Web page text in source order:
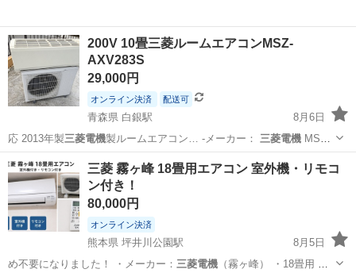
200V 10畳三菱ルームエアコンMSZ-
AXV283S
29,000円
オンライン決済 配送可
青森県 白銀駅
8月6日
応 2013年製三菱電機 製ルームエアコン… -メーカー： 三菱電機MSZ-
AXV…
青森 八戸市 白銀駅 季節、空調家電
三菱 霧ヶ峰 18畳用エアコン 室外機・リモコ
ン付き！
80,000円
オンライン決済
熊本県 坪井川公園駅
8月5日
め不要になりました！ ・メーカー： 三菱電機（霧ヶ峰） ・18畳用 ・